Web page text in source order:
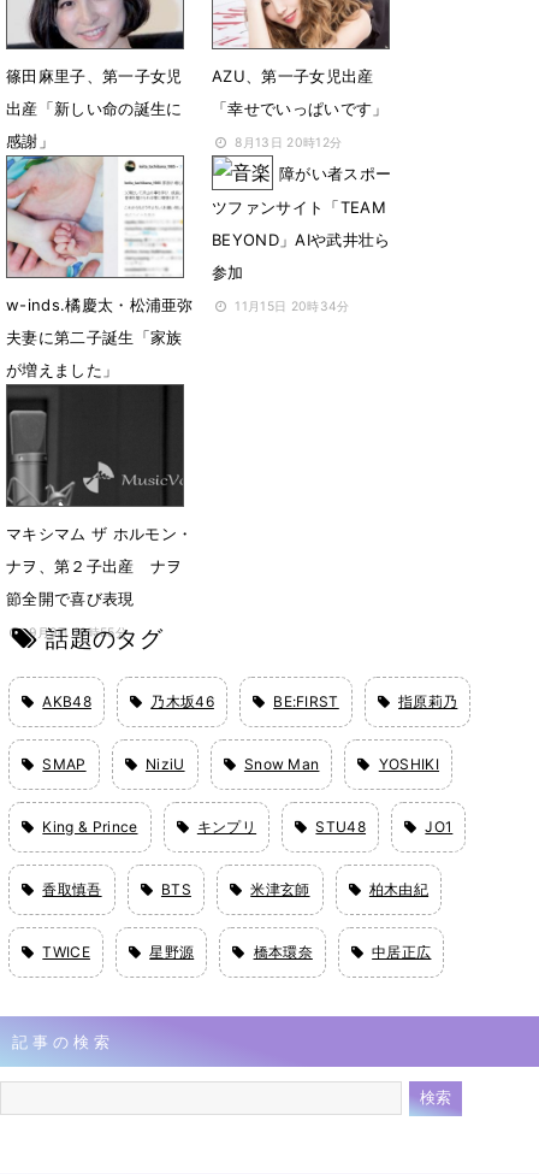
篠田麻里子、第一子女児
出産「新しい命の誕生に
感謝」
4月1日 17時30分
AZU、第一子女児出産
「幸せでいっぱいです」
8月13日 20時12分
w-inds.橘慶太・松浦亜弥
夫妻に第二子誕生「家族
が増えました」
障がい者スポー
ツファンサイト「TEAM
BEYOND」AIや武井壮ら
参加
11月15日 20時34分
マキシマム ザ ホルモン・
ナヲ、第２子出産 ナヲ
節全開で喜び表現
9月9日 19時55分
話題のタグ
AKB48 乃木坂46 BE:FIRST 指原莉乃
SMAP NiziU Snow Man YOSHIKI
King & Prince キンプリ STU48 JO1
香取慎吾 BTS 米津玄師 柏木由紀
TWICE 星野源 橋本環奈 中居正広
記事の検索